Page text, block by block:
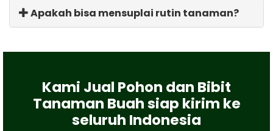
Apakah bisa mensuplai rutin tanaman?
Kami Jual Pohon dan Bibit
Tanaman Buah siap kirim ke
seluruh Indonesia